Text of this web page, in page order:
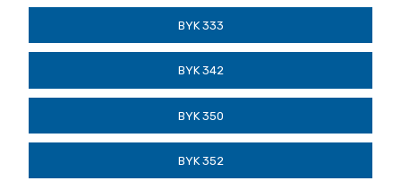
BYK 333
BYK 342
BYK 350
BYK 352